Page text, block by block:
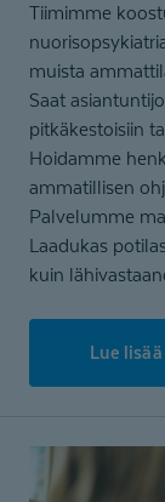
Tiimimme
muista
Saat
pitkäkestoisiin
Hoidamme
ammatillisen
Palvelumme
Laadukas
kuin
Lue lisää